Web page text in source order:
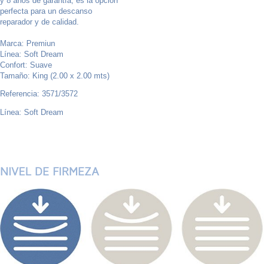
perfecta para un descanso
reparador y de calidad.
Marca: Premiun
Línea: Soft Dream
Confort: Suave
Tamaño: King (2.00 x 2.00 mts)
Referencia: 3571/3572
Línea: Soft Dream
NIVEL DE FIRMEZA